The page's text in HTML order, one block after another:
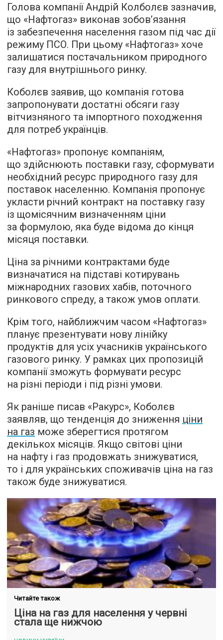
Голова компанії Андрій Колболєв зазначив,
що «Нафтогаз» виконав зобов’язання
із забезпечення населення газом під час дії
режиму ПСО. При цьому «Нафтогаз» хоче
залишатися постачальником природного
газу для внутрішнього ринку.
Коболєв заявив, що компанія готова
запропонувати достатні обсяги газу
вітчизняного та імпортного походження
для потреб українців.
«Нафтогаз» пропонує компаніям,
що здійснюють поставки газу, сформувати
необхідний ресурс природного газу для
поставок населенню. Компанія пропонує
укласти річний контракт на поставку газу
із щомісячним визначенням ціни
за формулою, яка буде відома до кінця
місяця поставки.
Ціна за річними контрактами буде
визначатися на підставі котирувань
міжнародних газових хабів, поточного
ринкового спреду, а також умов оплати.
Крім того, найближчим часом «Нафтогаз»
планує презентувати нову лінійку
продуктів для усіх учасників українського
газового ринку. У рамках цих пропозицій
компанії зможуть формувати ресурс
на різні періоди і під різні умови.
Як раніше писав «Ракурс», Коболєв
заявляв, що тенденція до зниження ціни
на газ може зберегтися протягом
декількох місяців. Якщо світові ціни
на нафту і газ продовжать знижуватися,
то і для українських споживачів ціна на газ
також буде знижуватися.
Читайте також
Ціна на газ для населення у червні
стала ще нижчою